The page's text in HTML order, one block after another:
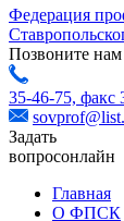
Федерация
Позвоните
35-46-75, факс
Задать
вопросонлайн
Главная
О ФПСК